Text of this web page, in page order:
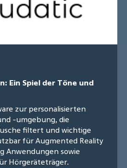
Ein Spiel der Töne und
zur personalisierten
-umgebung, die
filtert und wichtige
für Augmented Reality
Anwendungen sowie
Hörgeräteträger.